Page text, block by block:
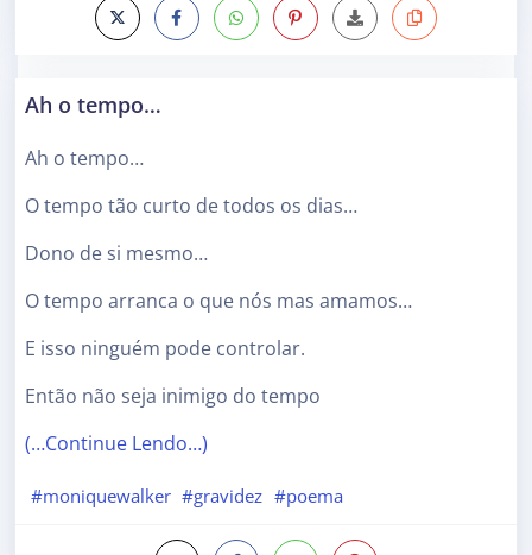
Ah o tempo…
Ah o tempo…
O tempo tão curto de todos os dias…
Dono de si mesmo…
O tempo arranca o que nós mas amamos…
E isso ninguém pode controlar.
Então não seja inimigo do tempo
(…Continue Lendo…)
#moniquewalker #gravidez #poema